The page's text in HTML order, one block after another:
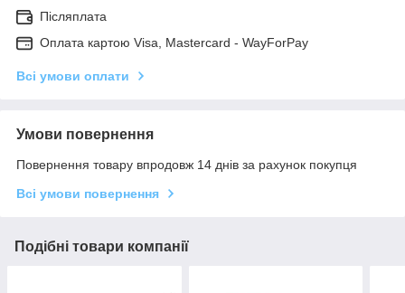
Післяплата
Оплата картою Visa, Mastercard - WayForPay
Всі умови оплати
Умови повернення
Повернення товару впродовж 14 днів за рахунок покупця
Всі умови повернення
Подібні товари компанії